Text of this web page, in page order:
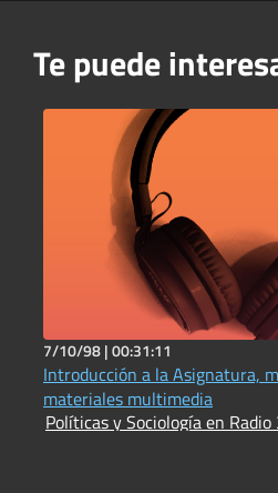
Te puede
7/10/98 |00:31:11
Introducción a la Asignatura,
materiales multimedia
Políticas y Sociología en Radio